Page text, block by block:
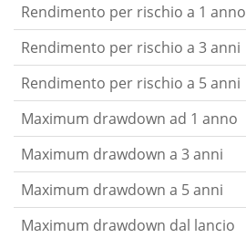
Rendimento per rischio a 1 anno
Rendimento per rischio a 3 anni
Rendimento per rischio a 5 anni
Maximum drawdown ad 1 anno
Maximum drawdown a 3 anni
Maximum drawdown a 5 anni
Maximum drawdown dal lancio